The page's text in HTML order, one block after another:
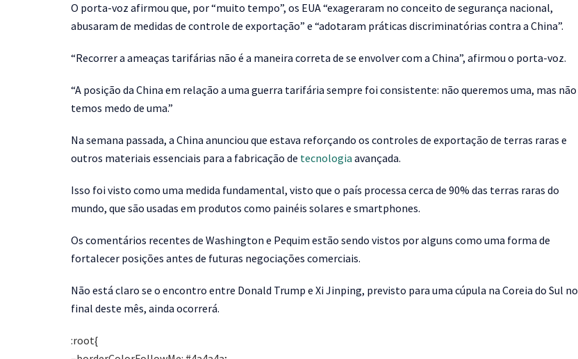
O porta-voz afirmou que, por “muito tempo”, os EUA “exageraram no conceito de segurança nacional,
abusaram de medidas de controle de exportação” e “adotaram práticas discriminatórias contra a China”.
“Recorrer a ameaças tarifárias não é a maneira correta de se envolver com a China”, afirmou o porta-voz.
“A posição da China em relação a uma guerra tarifária sempre foi consistente: não queremos uma, mas não
temos medo de uma.”
Na semana passada, a China anunciou que estava reforçando os controles de exportação de terras raras e
outros materiais essenciais para a fabricação de tecnologia avançada.
Isso foi visto como uma medida fundamental, visto que o país processa cerca de 90% das terras raras do
mundo, que são usadas em produtos como painéis solares e smartphones.
Os comentários recentes de Washington e Pequim estão sendo vistos por alguns como uma forma de
fortalecer posições antes de futuras negociações comerciais.
Não está claro se o encontro entre Donald Trump e Xi Jinping, previsto para uma cúpula na Coreia do Sul no
final deste mês, ainda ocorrerá.
:root{